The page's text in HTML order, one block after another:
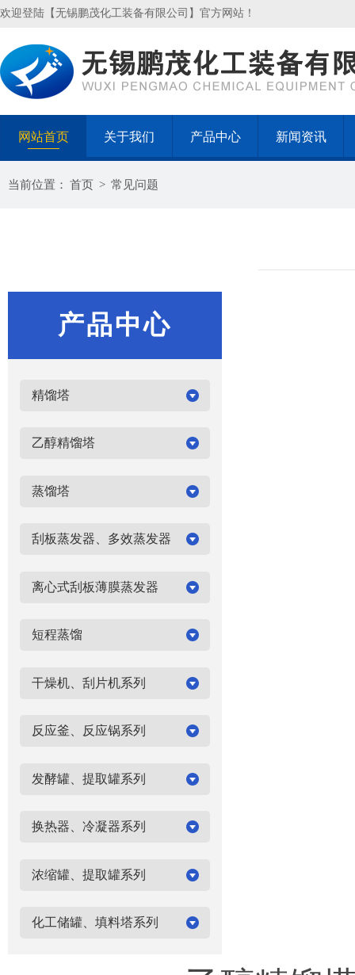
欢迎登陆【无锡鹏茂化工装备有限公司】官方网站！
网站首页 关于我们 产品中心 新闻资讯
当前位置： 首页 > 常见问题
产品中心
精馏塔
乙醇精馏塔
蒸馏塔
刮板蒸发器、多效蒸发器
离心式刮板薄膜蒸发器
短程蒸馏
干燥机、刮片机系列
反应釜、反应锅系列
发酵罐、提取罐系列
换热器、冷凝器系列
浓缩罐、提取罐系列
化工储罐、填料塔系列